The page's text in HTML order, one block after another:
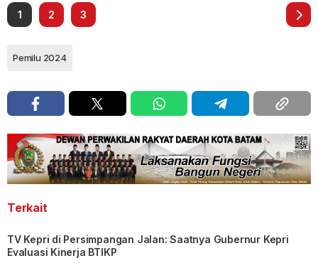
1 2 3
Pemilu 2024
Terkait
TV Kepri di Persimpangan Jalan: Saatnya Gubernur Kepri
Evaluasi Kinerja BTIKP